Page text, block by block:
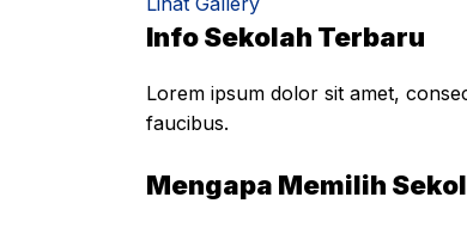
Info Sekolah Terbaru
Lorem ipsum dolor sit amet,
faucibus.
Mengapa Memilih